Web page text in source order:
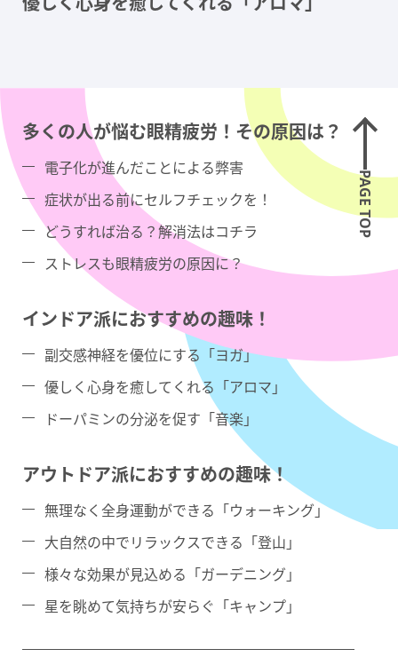
多くの人が悩む眼精疲労！その原因は？
電子化が進んだことによる弊害
症状が出る前にセルフチェックを！
どうすれば治る？解消法はコチラ
ストレスも眼精疲労の原因に？
インドア派におすすめの趣味！
副交感神経を優位にする「ヨガ」
優しく心身を癒してくれる「アロマ」
ドーパミンの分泌を促す「音楽」
アウトドア派におすすめの趣味！
無理なく全身運動ができる「ウォーキング」
大自然の中でリラックスできる「登山」
様々な効果が見込める「ガーデニング」
星を眺めて気持ちが安らぐ「キャンプ」
PAGE TOP